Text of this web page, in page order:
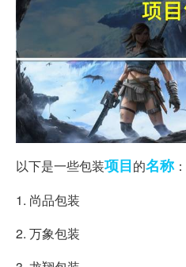
以下是一些包装项目的名称：
1. 尚品包装
2. 万象包装